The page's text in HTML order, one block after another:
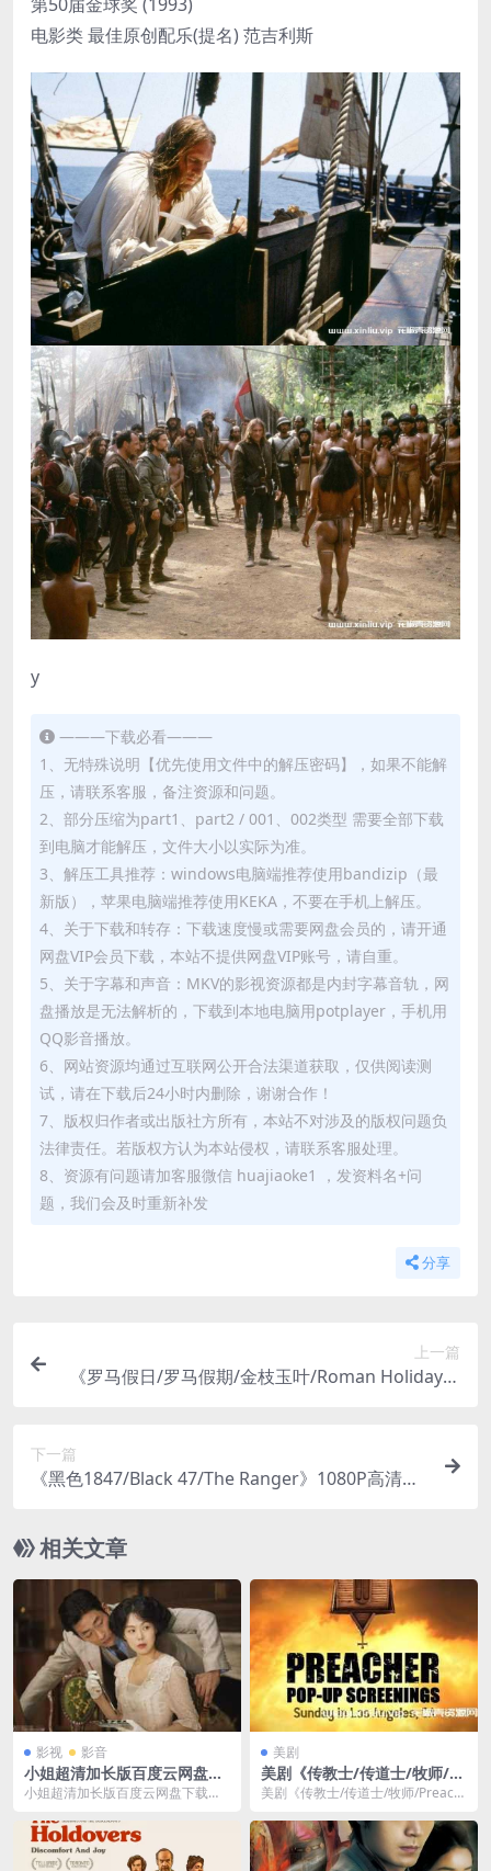
电影类 最佳原创配乐(提名) 范吉利斯
y
———下载必看———
1、无特殊说明【优先使用文件中的解压密码】，如果不能解
压，请联系客服，备注资源和问题。
2、部分压缩为part1、part2 / 001、002类型 需要全部下载
到电脑才能解压，文件大小以实际为准。
3、解压工具推荐：windows电脑端推荐使用bandizip（最
新版），苹果电脑端推荐使用KEKA，不要在手机上解压。
4、关于下载和转存：下载速度慢或需要网盘会员的，请开通
网盘VIP会员下载，本站不提供网盘VIP账号，请自重。
5、关于字幕和声音：MKV的影视资源都是内封字幕音轨，网
盘播放是无法解析的，下载到本地电脑用potplayer，手机用
QQ影音播放。
6、网站资源均通过互联网公开合法渠道获取，仅供阅读测
试，请在下载后24小时内删除，谢谢合作！
7、版权归作者或出版社方所有，本站不对涉及的版权问题负
法律责任。若版权方认为本站侵权，请联系客服处理。
8、资源有问题请加客服微信 huajiaoke1 ，发资料名+问
题，我们会及时重新补发
分享
上一篇
《罗马假日/罗马假期/金枝玉叶/Roman Holiday》
下一篇
《黑色1847/Black 47/The Ranger》1080P高清蓝
相关文章
影视 影音
小姐超清加长版百度云网盘下
载韩国电影资源（韩语中字无
小姐超清加长版百度云网盘下载韩
字无水印，资源大小...
美剧
美剧《传教士/传道士/牧师/Pr
eacher》全四季高清中字[MP
美剧《传教士/传道士/牧师/Preach
[MP...